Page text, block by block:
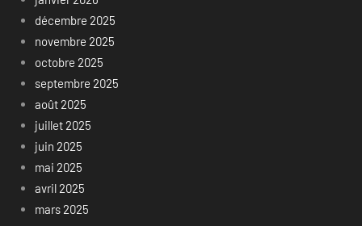
décembre 2025
novembre 2025
octobre 2025
septembre 2025
août 2025
juillet 2025
juin 2025
mai 2025
avril 2025
mars 2025